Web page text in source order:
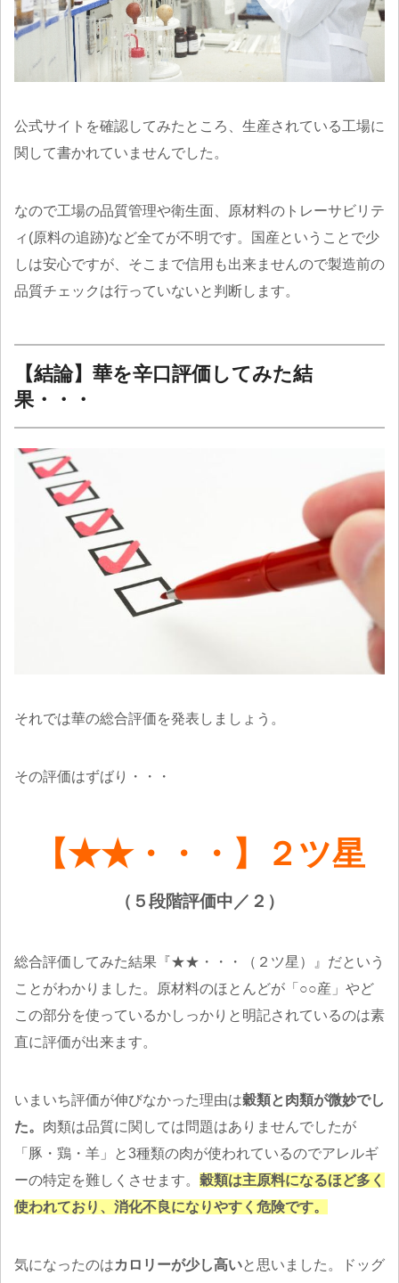
公式サイトを確認してみたところ、生産されている工場に
関して書かれていませんでした。
なので工場の品質管理や衛生面、原材料のトレーサビリテ
ィ(原料の追跡)など全てが不明です。国産ということで少
しは安心ですが、そこまで信用も出来ませんので製造前の
品質チェックは行っていないと判断します。
【結論】華を辛口評価してみた結
果・・・
それでは華の総合評価を発表しましょう。
その評価はずばり・・・
【★★・・・】２ツ星
（５段階評価中／２）
総合評価してみた結果『★★・・・（２ツ星）』だという
ことがわかりました。原材料のほとんどが「○○産」やど
この部分を使っているかしっかりと明記されているのは素
直に評価が出来ます。
いまいち評価が伸びなかった理由は穀類と肉類が微妙でし
た。 肉類は品質に関しては問題はありませんでしたが
「豚・鶏・羊」と3種類の肉が使われているのでアレルギ
ーの特定を難しくさせます。 穀類は主原料になるほど多く
使われており、消化不良になりやすく危険です。
気になったのはカロリーが少し高いと思いました。ドッグ